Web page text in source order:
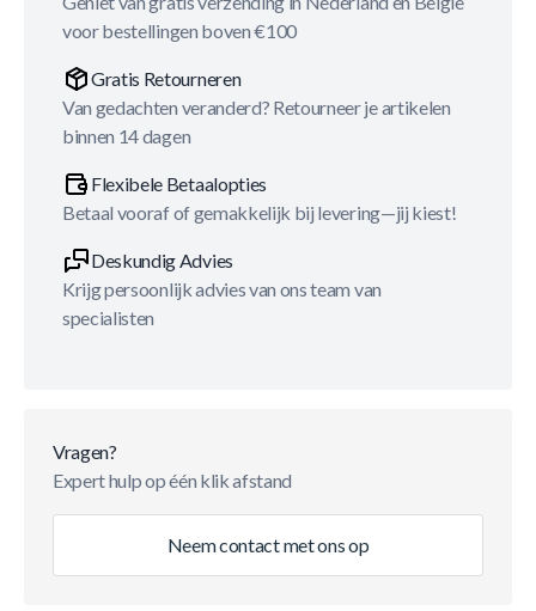
voor bestellingen boven €100
Gratis Retourneren
Van gedachten veranderd? Retourneer je artikelen
binnen 14 dagen
Flexibele Betaalopties
Betaal vooraf of gemakkelijk bij levering—jij kiest!
Deskundig Advies
Krijg persoonlijk advies van ons team van
specialisten
Vragen?
Expert hulp op één klik afstand
Neem contact met ons op